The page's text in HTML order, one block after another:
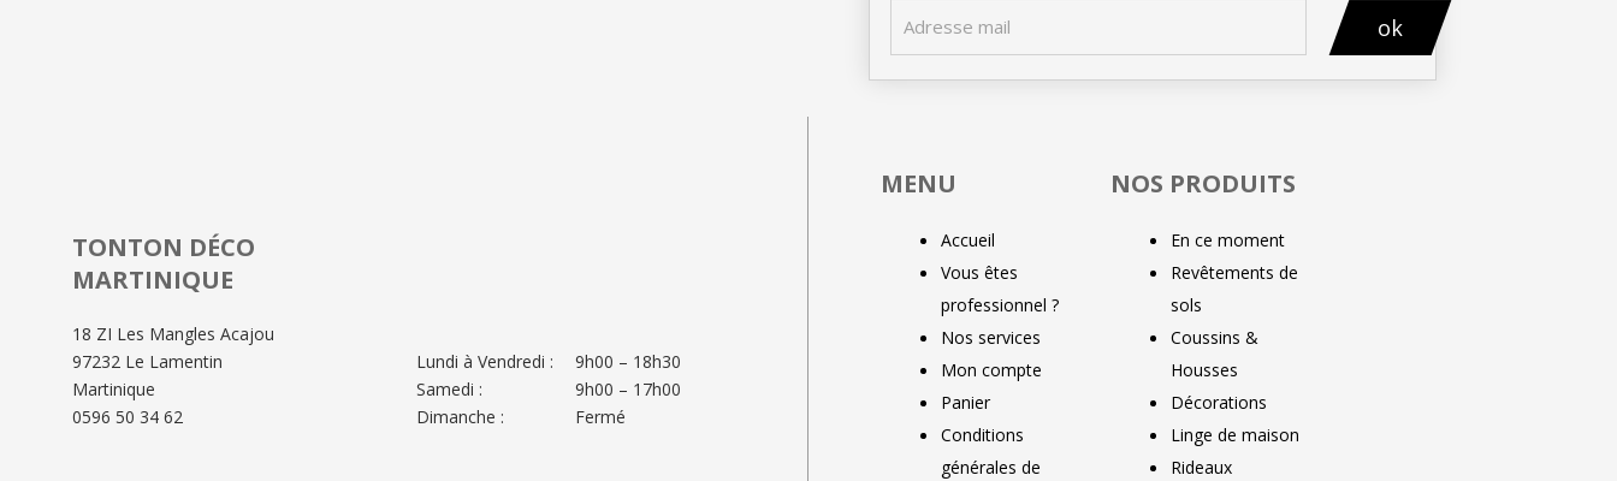
ok
TONTON DÉCO
MARTINIQUE
18 ZI Les Mangles Acajou
97232 Le Lamentin
Martinique
0596 50 34 62
Lundi à Vendredi :
Samedi :
Dimanche :
9h00 – 18h30
9h00 – 17h00
Fermé
MENU
Accueil
Vous êtes
professionnel ?
Nos services
Mon compte
Panier
Conditions
générales de
NOS PRODUITS
En ce moment
Revêtements de
sols
Coussins &
Housses
Décorations
Linge de maison
Rideaux